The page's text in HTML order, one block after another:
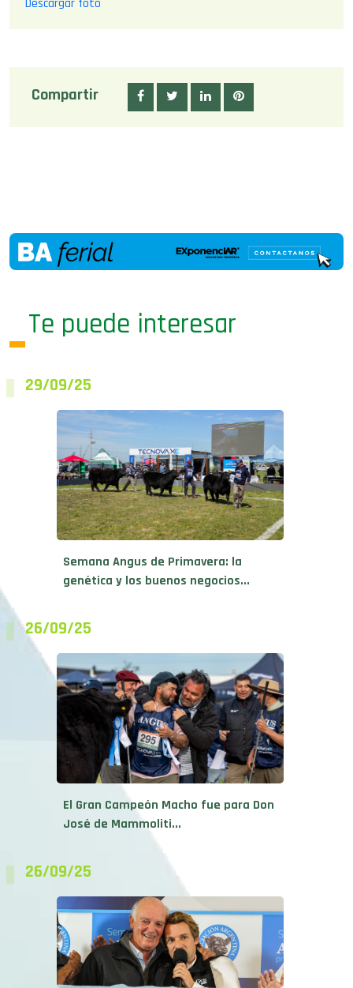
Descargar foto
Compartir
Te puede interesar
29/09/25
Semana Angus de Primavera: la
genética y los buenos negocios...
26/09/25
El Gran Campeón Macho fue para Don
José de Mammoliti...
26/09/25